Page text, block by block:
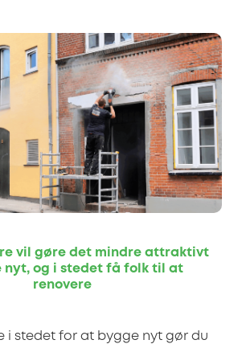
vil gøre det mindre attraktivt
nyt, og i stedet få folk til at
renovere
i stedet for at bygge nyt gør du